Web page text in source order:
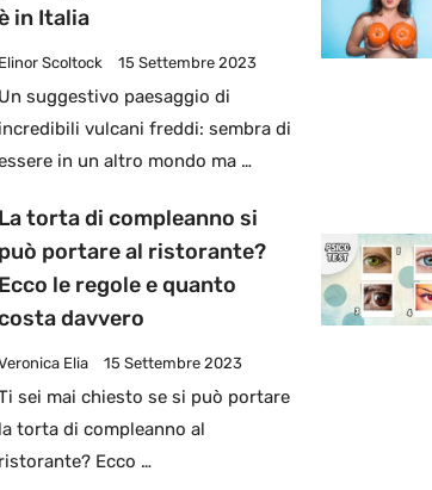
in Italia
Elinor Scoltock 15 Settembre 2023
Un suggestivo paesaggio di
incredibili vulcani freddi: sembra di
in un altro mondo ma …
La torta di compleanno si
può portare al ristorante?
Ecco le regole e quanto
davvero
Elia 15 Settembre 2023
sei mai chiesto se si può portare
la torta di compleanno al
ristorante? Ecco …